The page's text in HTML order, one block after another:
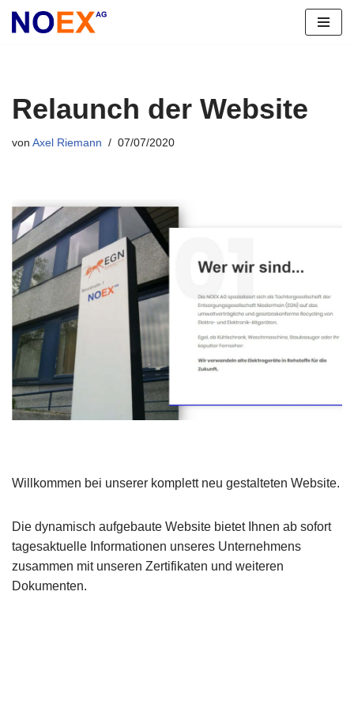
Relaunch der Website
von Axel Riemann 07/07/2020
Willkommen bei unserer komplett neu gestalteten Website.
Die dynamisch aufgebaute Website bietet Ihnen ab sofort
tagesaktuelle Informationen unseres Unternehmens
zusammen mit unseren Zertifikaten und weiteren
Dokumenten.